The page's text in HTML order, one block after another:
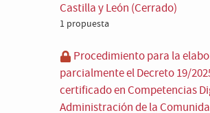
Castilla y León (Cerrado)
1 propuesta
Procedimiento para la
parcialmente el Decreto 19/
certificado en Competencias
Administración de la